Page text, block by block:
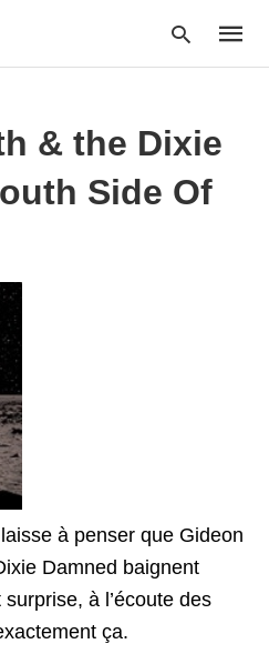
& the Dixie
Side Of
à penser que Gideon
Damned baignent
à l’écoute des
ça.